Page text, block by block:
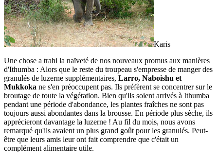
Karis
Une chose a trahi la naïveté de nos nouveaux promus aux manières
d'Ithumba : Alors que le reste du troupeau s'empresse de manger des
granulés de luzerne supplémentaires, Larro, Naboishu et
Mukkoka ne s'en préoccupent pas. Ils préfèrent se concentrer sur le
broutage de toute la végétation. Bien qu'ils soient arrivés à Ithumba
pendant une période d'abondance, les plantes fraîches ne sont pas
toujours aussi abondantes dans la brousse. En période plus sèche, ils
apprécieront davantage la luzerne ! Au fil du mois, nous avons
remarqué qu'ils avaient un plus grand goût pour les granulés. Peut-
être que leurs amis leur ont fait comprendre que c'était un
complément alimentaire utile.